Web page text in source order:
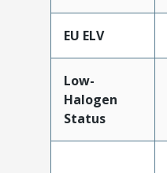
EU ELV
Low-
Halogen
Status